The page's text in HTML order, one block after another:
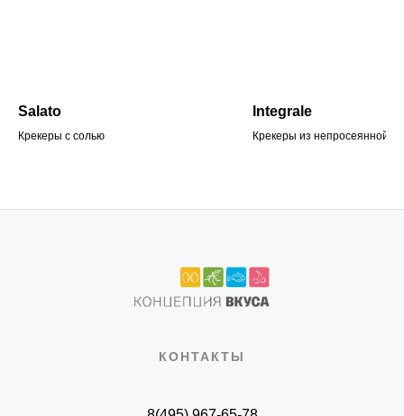
Salato
Крекеры с солью
Integrale
Крекеры из непросеянной
КОНТАКТЫ